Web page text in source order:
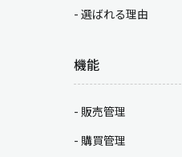
選ばれる理由
機能
販売管理
購買管理